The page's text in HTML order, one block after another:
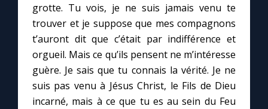
grotte. Tu vois, je ne suis jamais venu te
trouver et je suppose que mes compagnons
t’auront dit que c’était par indifférence et
orgueil. Mais ce qu’ils pensent ne m’intéresse
guère. Je sais que tu connais la vérité. Je ne
suis pas venu à Jésus Christ, le Fils de Dieu
incarné, mais à ce que tu es au sein du Feu